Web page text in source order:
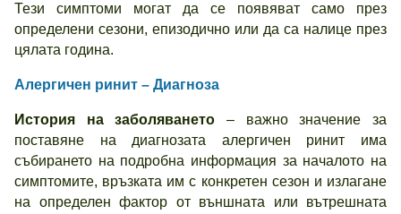
Тези симптоми могат да се появяват само през
определени сезони, епизодично или да са налице през
цялата година.
Алергичен ринит – Диагноза
История на заболяването – важно значение за
поставяне на диагнозата алергичен ринит има
събирането на подробна информация за началото на
симптомите, връзката им с конкретен сезон и излагане
на определен фактор от външната или вътрешната